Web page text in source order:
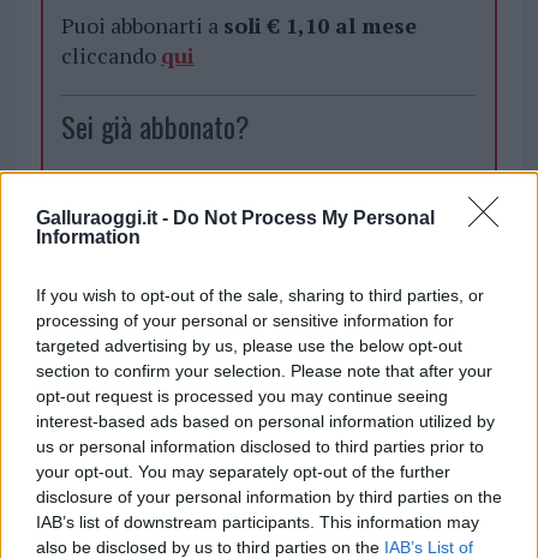
Galluraoggi.it - Do Not Process My Personal
Information
If you wish to opt-out of the sale, sharing to third parties, or
processing of your personal or sensitive information for
targeted advertising by us, please use the below opt-out
section to confirm your selection. Please note that after your
opt-out request is processed you may continue seeing
interest-based ads based on personal information utilized by
us or personal information disclosed to third parties prior to
your opt-out. You may separately opt-out of the further
disclosure of your personal information by third parties on the
IAB’s list of downstream participants. This information may
also be disclosed by us to third parties on the IAB’s List of
Puoi abbonarti a soli € 1,10 al mese
cliccando qui
Sei già abbonato?
sezione Login dal menù del sito o
cliccando
TEMI: Notizie Olbia Scuola Media Pais Olbia
Inviaci le tue segnalazioni,
i tuoi video e le tue foto
Su WhatsApp al numero +39
345 356 7512